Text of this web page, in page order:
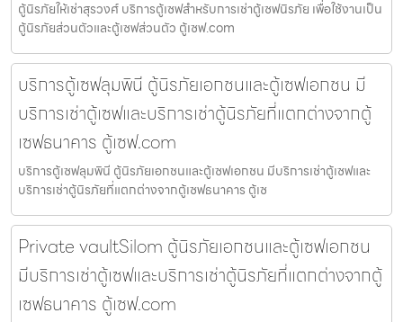
ตู้นิรภัยให้เช่าสุรวงศ์ บริการตู้เซฟสำหรับการเช่าตู้เซฟนิรภัย เพื่อใช้งานเป็น
ตู้นิรภัยส่วนตัวและตู้เซฟส่วนตัว ตู้เซฟ.com
บริการตู้เซฟลุมพินี ตู้นิรภัยเอกชนและตู้เซฟเอกชน มี
บริการเช่าตู้เซฟและบริการเช่าตู้นิรภัยที่แตกต่างจากตู้
เซฟธนาคาร ตู้เซฟ.com
บริการตู้เซฟลุมพินี ตู้นิรภัยเอกชนและตู้เซฟเอกชน มีบริการเช่าตู้เซฟและ
บริการเช่าตู้นิรภัยที่แตกต่างจากตู้เซฟธนาคาร ตู้เซ
Private vaultSilom ตู้นิรภัยเอกชนและตู้เซฟเอกชน
มีบริการเช่าตู้เซฟและบริการเช่าตู้นิรภัยที่แตกต่างจากตู้
เซฟธนาคาร ตู้เซฟ.com